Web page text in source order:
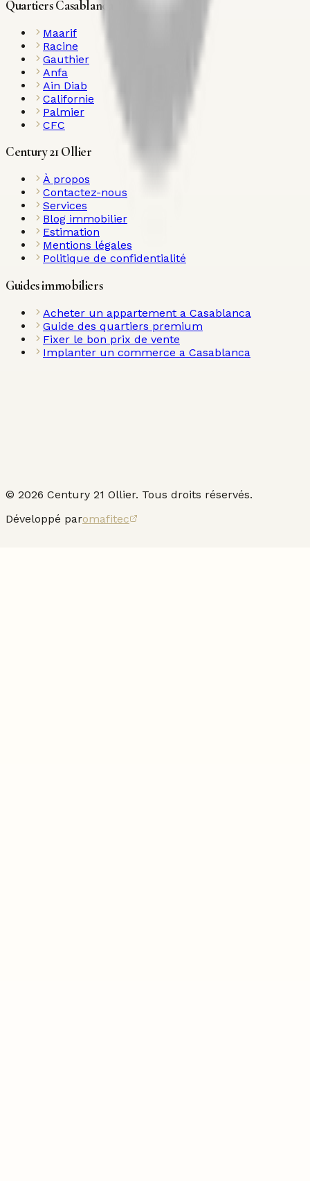
Quartiers Casablanca
Maarif
Racine
Gauthier
Anfa
Ain Diab
Californie
Palmier
CFC
Century 21 Ollier
À propos
Contactez-nous
Services
Blog immobilier
Estimation
Mentions légales
Politique de confidentialité
Guides immobiliers
Acheter un appartement a Casablanca
Guide des quartiers premium
Fixer le bon prix de vente
Implanter un commerce a Casablanca
© 2026 Century 21 Ollier. Tous droits réservés.
Développé paromafitec